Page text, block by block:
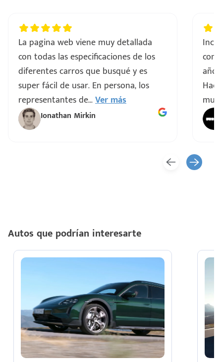
La pagina web viene muy detallada
con todas las especificaciones de los
diferentes carros que busqué y es
super fácil de usar. En persona, los
representantes de...Ver más
Ionathan Mirkin
muy
Autos que podrían interesarte